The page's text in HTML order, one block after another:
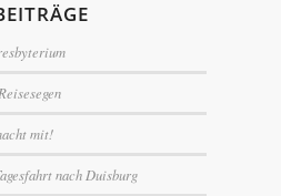
mit!
nach Duisburg